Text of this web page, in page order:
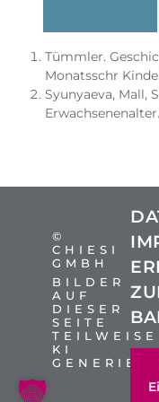
Tümmler.
Monatsschr
Syunyaeva, Mall,
©
CHIESI
GMBH
BILDER
AUF
DIESER
SEITE
TEILWEISE
KI
GENERIERT